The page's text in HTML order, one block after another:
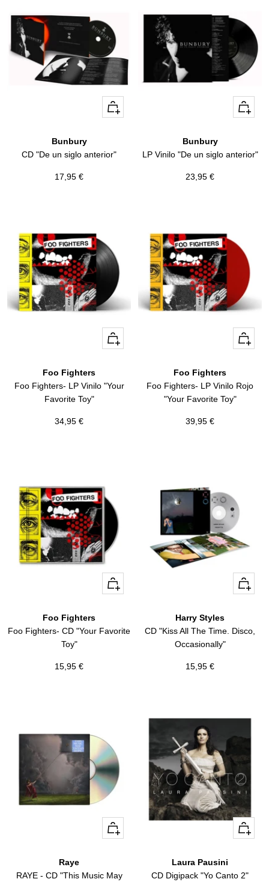
+
Añadir
Bunbury
CD "De un siglo anterior"
Precio
17,95 €
+
Añadir
Bunbury
LP Vinilo "De un siglo anterior"
Precio
23,95 €
+
Añadir
Foo Fighters
Foo Fighters- LP Vinilo "Your
Favorite Toy"
Precio
34,95 €
+
Añadir
Foo Fighters
Foo Fighters- LP Vinilo Rojo
"Your Favorite Toy"
Precio
39,95 €
+
Añadir
Foo Fighters
Foo Fighters- CD "Your Favorite
Toy"
Precio
15,95 €
+
Añadir
Harry Styles
CD "Kiss All The Time. Disco,
Occasionally"
Precio
15,95 €
+
Añadir
Raye
RAYE - CD "This Music May
+
Añadir
Laura Pausini
CD Digipack "Yo Canto 2"